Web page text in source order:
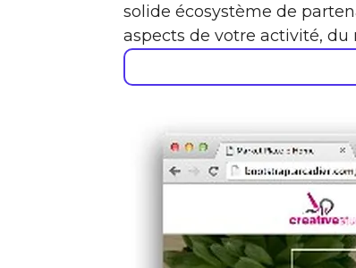
solide écosystème de
aspects de votre activité,